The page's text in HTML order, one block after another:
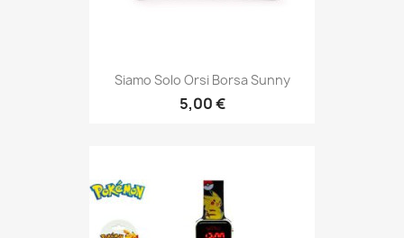
Siamo Solo Orsi Borsa Sunny
5,00 €